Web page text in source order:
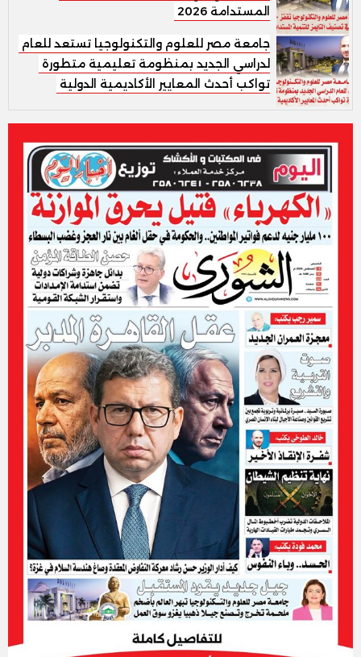
المستدامة 2026
جامعة مصر للعلوم والتكنولوجيا تستعد للعام
الدراسي الجديد بمنظومة تعليمية متطورة
تواكب أحدث المعايير الأكاديمية الدولية